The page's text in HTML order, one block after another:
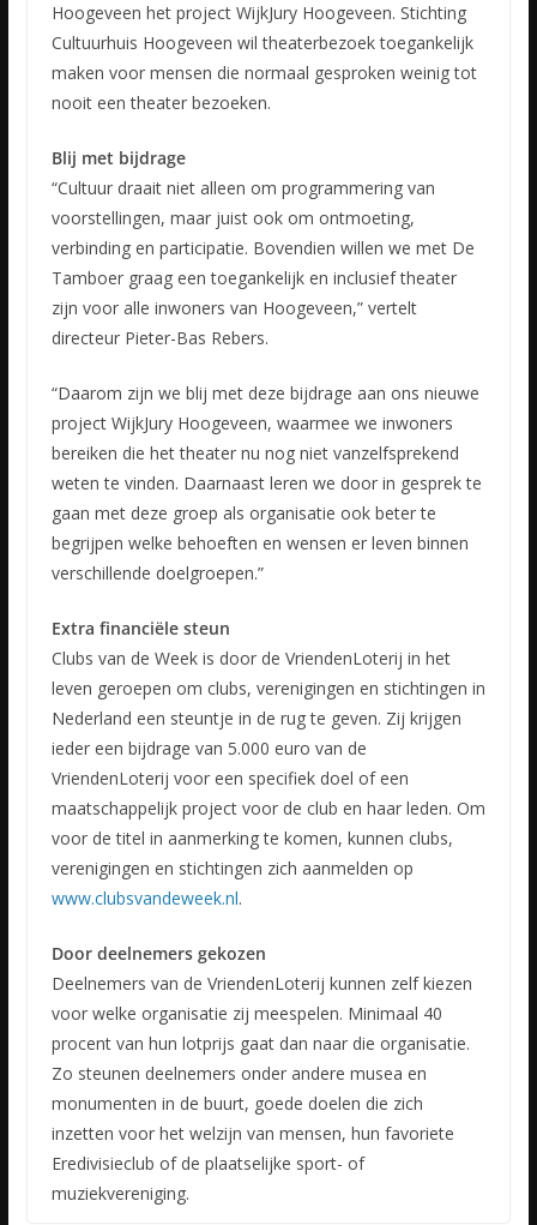
Hoogeveen het project WijkJury Hoogeveen. Stichting
Cultuurhuis Hoogeveen wil theaterbezoek toegankelijk
maken voor mensen die normaal gesproken weinig tot
nooit een theater bezoeken.
Blij met bijdrage
“Cultuur draait niet alleen om programmering van
voorstellingen, maar juist ook om ontmoeting,
verbinding en participatie. Bovendien willen we met De
Tamboer graag een toegankelijk en inclusief theater
zijn voor alle inwoners van Hoogeveen,” vertelt
directeur Pieter-Bas Rebers.
“Daarom zijn we blij met deze bijdrage aan ons nieuwe
project WijkJury Hoogeveen, waarmee we inwoners
bereiken die het theater nu nog niet vanzelfsprekend
weten te vinden. Daarnaast leren we door in gesprek te
gaan met deze groep als organisatie ook beter te
begrijpen welke behoeften en wensen er leven binnen
verschillende doelgroepen.”
Extra financiële steun
Clubs van de Week is door de VriendenLoterij in het
leven geroepen om clubs, verenigingen en stichtingen in
Nederland een steuntje in de rug te geven. Zij krijgen
ieder een bijdrage van 5.000 euro van de
VriendenLoterij voor een specifiek doel of een
maatschappelijk project voor de club en haar leden. Om
voor de titel in aanmerking te komen, kunnen clubs,
verenigingen en stichtingen zich aanmelden op
www.clubsvandeweek.nl.
Door deelnemers gekozen
Deelnemers van de VriendenLoterij kunnen zelf kiezen
voor welke organisatie zij meespelen. Minimaal 40
procent van hun lotprijs gaat dan naar die organisatie.
Zo steunen deelnemers onder andere musea en
monumenten in de buurt, goede doelen die zich
inzetten voor het welzijn van mensen, hun favoriete
Eredivisieclub of de plaatselijke sport- of
muziekvereniging.